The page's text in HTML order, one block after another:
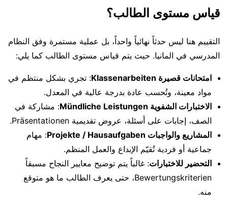
قياس مستوى الطالب؟
التقييم هنا ليس حدثاً نهائياً واحداً، بل عملية مستمرة وفق النظام
المدرسي في المانيا. حيث يتم قياس مستوى الطالب كما يلي:
امتحانات قصيرة Klassenarbeiten
: تجري بشكل منتظم في
مواد معينة، وتُحسب عادة بدرجة عالية في المعدل.
الاختبارات الشفوية Mündliche Leistungen
: مشاركة في
الصف، إجابات على أسئلة، عروض تقديمية Präsentationen.
المشاريع والواجبات Projekte / Hausaufgaben
: مهام
جماعية أو فردية تُقيّم الإبداع والعمل المنظم.
التحضير للاختبارات: غالباً يتم توضيح معايير النجاح مسبقاً
Bewertungskriterien، حتى يعرف الطالب ما هو متوقع
منه.